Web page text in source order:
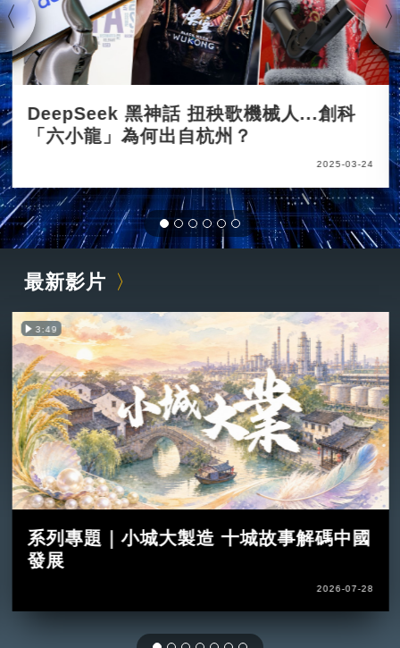
DeepSeek 黑神話 扭秧歌機械人...創科
「六小龍」為何出自杭州？
2025-03-24
最新影片
3:49
系列專題｜小城大製造 十城故事解碼中國
發展
2026-07-28